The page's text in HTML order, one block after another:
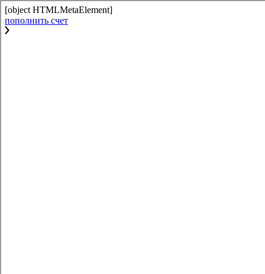
[object HTMLMetaElement]
пополнить счет